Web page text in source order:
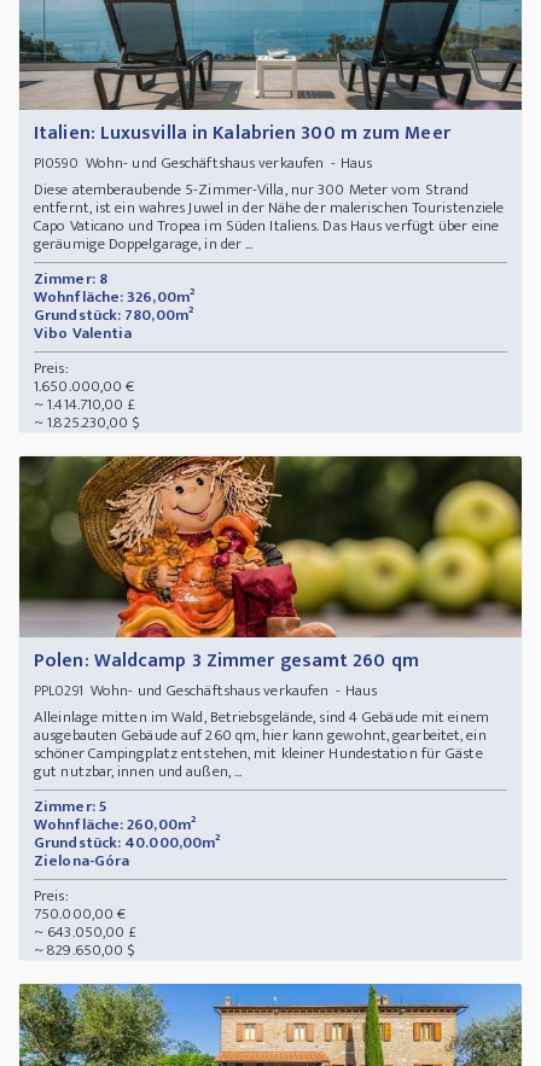
Italien: Luxusvilla in Kalabrien 300 m zum Meer
PI0590 Wohn- und Geschäftshaus verkaufen - Haus
Diese atemberaubende 5-Zimmer-Villa, nur 300 Meter vom Strand
entfernt, ist ein wahres Juwel in der Nähe der malerischen Touristenziele
Capo Vaticano und Tropea im Süden Italiens. Das Haus verfügt über eine
geräumige Doppelgarage, in der ...
Zimmer: 8
Wohnfläche: 326,00m²
Grundstück: 780,00m²
Vibo Valentia
Preis:
1.650.000,00 €
~ 1.414.710,00 £
~ 1.825.230,00 $
Polen: Waldcamp 3 Zimmer gesamt 260 qm
PPL0291 Wohn- und Geschäftshaus verkaufen - Haus
Alleinlage mitten im Wald, Betriebsgelände, sind 4 Gebäude mit einem
ausgebauten Gebäude auf 260 qm, hier kann gewohnt, gearbeitet, ein
schöner Campingplatz entstehen, mit kleiner Hundestation für Gäste
gut nutzbar, innen und außen, ...
Zimmer: 5
Wohnfläche: 260,00m²
Grundstück: 40.000,00m²
Zielona-Góra
Preis:
750.000,00 €
~ 643.050,00 £
~ 829.650,00 $